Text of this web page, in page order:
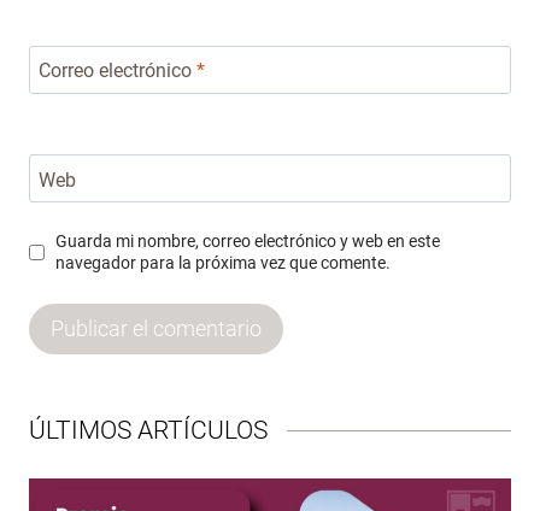
Correo electrónico *
Web
Guarda mi nombre, correo electrónico y web en este
navegador para la próxima vez que comente.
ÚLTIMOS ARTÍCULOS